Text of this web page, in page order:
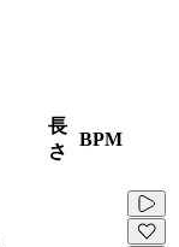
長
さ
BPM